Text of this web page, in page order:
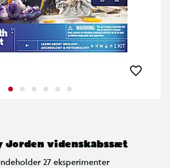
Jorden videnskabssæt
27 eksperimenter